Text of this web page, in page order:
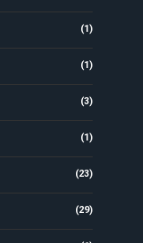
(1)
(1)
(3)
(1)
(23)
(29)